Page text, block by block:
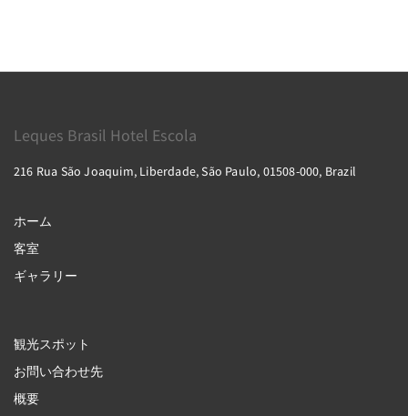
Leques Brasil Hotel Escola
216 Rua São Joaquim, Liberdade, São Paulo, 01508-000, Brazil
ホーム
客室
ギャラリー
観光スポット
お問い合わせ先
概要